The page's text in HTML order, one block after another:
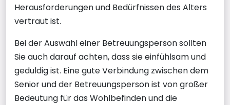
Herausforderungen und Bedürfnissen des Alters
vertraut ist.
Bei der Auswahl einer Betreuungsperson sollten
Sie auch darauf achten, dass sie einfühlsam und
geduldig ist. Eine gute Verbindung zwischen dem
Senior und der Betreuungsperson ist von großer
Bedeutung für das Wohlbefinden und die